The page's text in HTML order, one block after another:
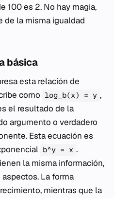
100 es 2. No hay magia,
de la misma igualdad
básica
esta relación de
como log_b(x) = y ,
el resultado de la
argumento o verdadero
Esta ecuación es
b^y = x .
la misma información,
La forma
mientras que la